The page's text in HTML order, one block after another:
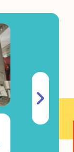
2026-07-13